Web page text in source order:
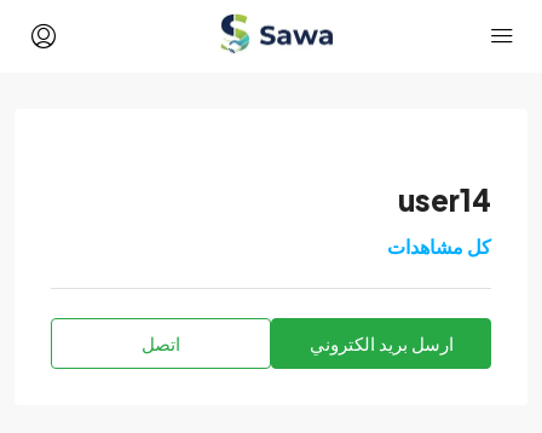
user14
كل مشاهدات
ارسل بريد الكتروني اتصل